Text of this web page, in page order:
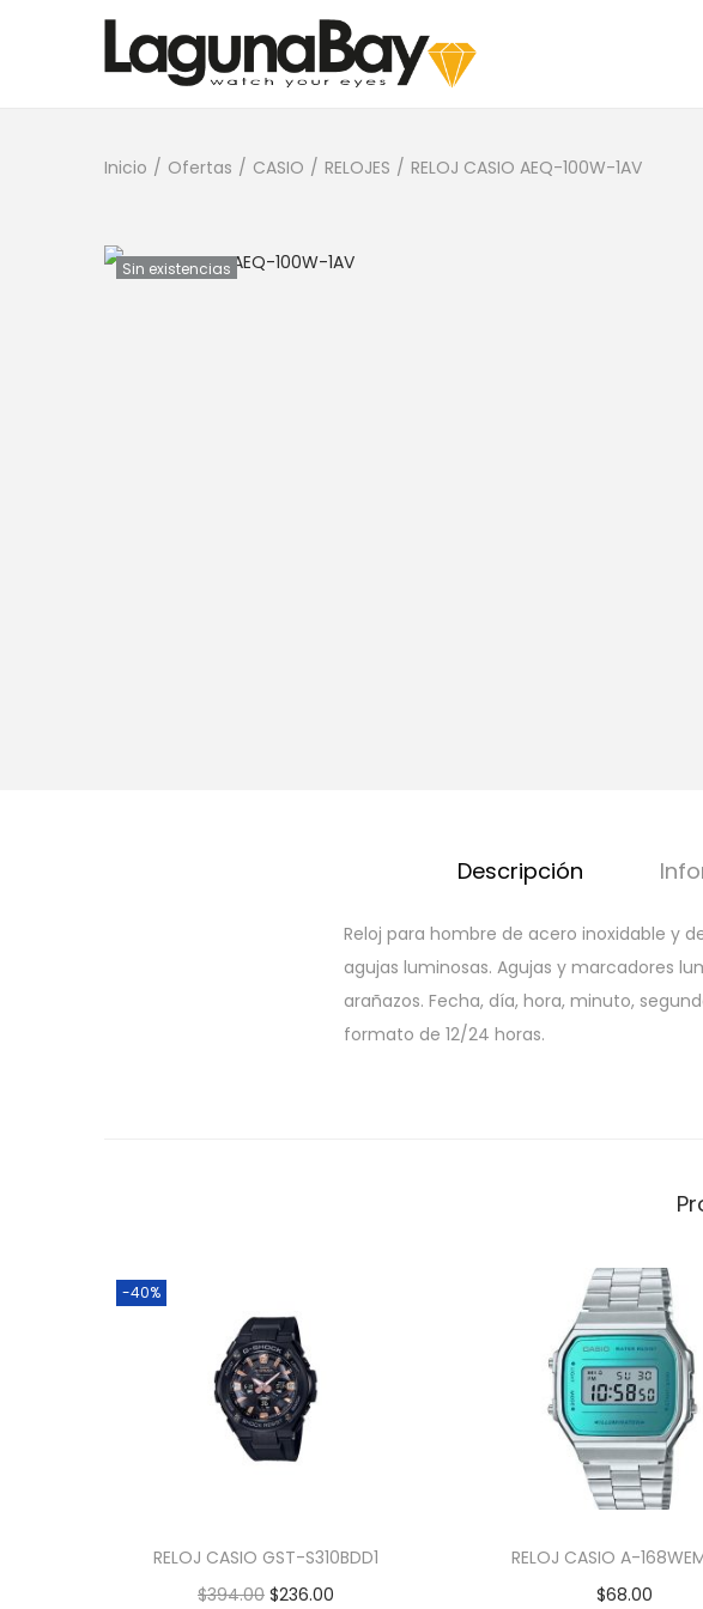
Inicio / Ofertas / CASIO / RELOJES / RELOJ CASIO AEQ-100W-1AV
Sin existencias
Descripción
Reloj para hombre de acero inoxidable y
agujas luminosas. Agujas y marcadores
arañazos. Fecha, día, hora, minuto,
formato de 12/24 horas.
-40%
RELOJ CASIO GST-S310BDD1
$394.00 $236.00
RELOJ CASIO A-
$68.00